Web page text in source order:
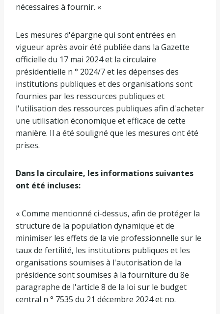
nécessaires à fournir. «
Les mesures d'épargne qui sont entrées en
vigueur après avoir été publiée dans la Gazette
officielle du 17 mai 2024 et la circulaire
présidentielle n ° 2024/7 et les dépenses des
institutions publiques et des organisations sont
fournies par les ressources publiques et
l'utilisation des ressources publiques afin d'acheter
une utilisation économique et efficace de cette
manière. Il a été souligné que les mesures ont été
prises.
Dans la circulaire, les informations suivantes
ont été incluses:
« Comme mentionné ci-dessus, afin de protéger la
structure de la population dynamique et de
minimiser les effets de la vie professionnelle sur le
taux de fertilité, les institutions publiques et les
organisations soumises à l'autorisation de la
présidence sont soumises à la fourniture du 8e
paragraphe de l'article 8 de la loi sur le budget
central n ° 7535 du 21 décembre 2024 et no.